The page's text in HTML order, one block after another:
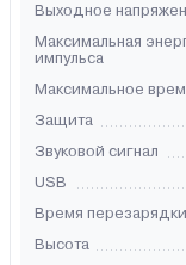
Выходное
Максимальная
импульса
Максимальное
Защита
Звуковой сигнал
USB
Время перезарядки
Высота